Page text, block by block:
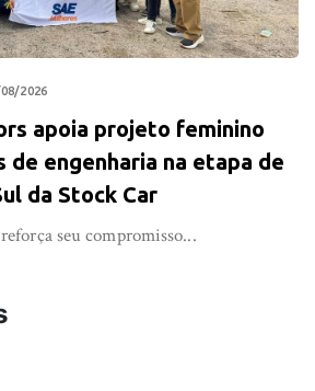
2026
apoia projeto feminino
de engenharia na etapa de
da Stock Car
seu compromisso...